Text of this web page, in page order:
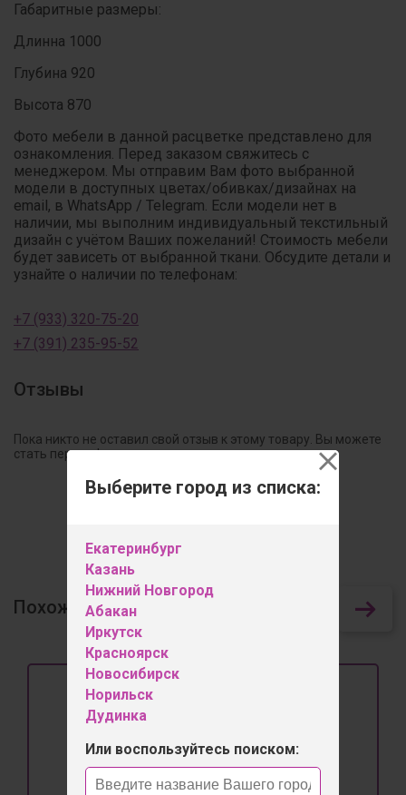
Выберите город из списка:
Екатеринбург
Казань
Нижний Новгород
Абакан
Иркутск
Красноярск
Новосибирск
Норильск
Дудинка
Или воспользуйтесь поиском:
Габаритные размеры:
Длинна 1000
Глубина 920
Высота 870
Фото мебели в данной расцветке представлено для
ознакомления. Перед заказом свяжитесь с
менеджером. Мы отправим Вам фото выбранной
модели в доступных цветах/обивках/дизайнах на
email, в WhatsApp / Telegram. Если модели нет в
наличии, мы выполним индивидуальный текстильный
дизайн с учётом Ваших пожеланий! Стоимость мебели
будет зависеть от выбранной ткани. Обсудите детали и
узнайте о наличии по телефонам:
+7 (933) 320-75-20
+7 (391) 235-95-52
Отзывы
Пока никто не оставил свой отзыв к этому товару. Вы можете
стать первым!
Похожие товары